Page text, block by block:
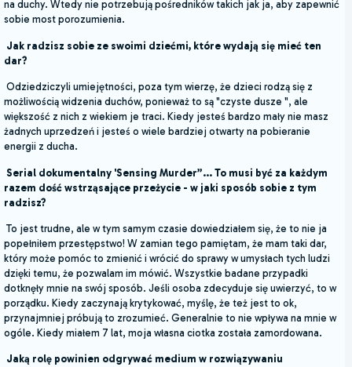
na duchy. Wtedy nie potrzebują pośredników takich jak ja, aby zapewnić
sobie most porozumienia.
Jak radzisz sobie ze swoimi dziećmi, które wydają się mieć ten
dar?
Odziedziczyli umiejętności, poza tym wierzę, że dzieci rodzą się z
możliwością widzenia duchów, ponieważ to są "czyste dusze ", ale
większość z nich z wiekiem je traci. Kiedy jesteś bardzo mały nie masz
żadnych uprzedzeń i jesteś o wiele bardziej otwarty na pobieranie
energii z ducha.
Serial dokumentalny 'Sensing Murder”... To musi być za każdym
razem dość wstrząsające przeżycie - w jaki sposób sobie z tym
radzisz?
To jest trudne, ale w tym samym czasie dowiedziałem się, że to nie ja
popełniłem przestępstwo! W zamian tego pamiętam, że mam taki dar,
który może pomóc to zmienić i wrócić do sprawy w umysłach tych ludzi
dzięki temu, że pozwalam im mówić. Wszystkie badane przypadki
dotknęły mnie na swój sposób. Jeśli osoba zdecyduje się uwierzyć, to w
porządku. Kiedy zaczynają krytykować, myślę, że też jest to ok,
przynajmniej próbują to zrozumieć. Generalnie to nie wpływa na mnie w
ogóle. Kiedy miałem 7 lat, moja własna ciotka została zamordowana.
Jaką rolę powinien odgrywać medium w rozwiązywaniu